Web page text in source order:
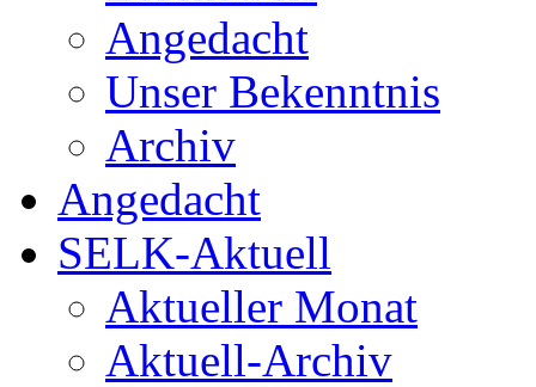
Angedacht
Unser Bekenntnis
Archiv
Angedacht
SELK-Aktuell
Aktueller Monat
Aktuell-Archiv